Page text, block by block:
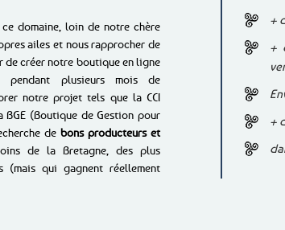
domaine, loin de notre chère
ailes et nous rapprocher de
de créer notre boutique en ligne
pendant plusieurs mois de
notre projet tels que la CCI
BGE (Boutique de Gestion pour
debons producteurs et
de la Bretagne, des plus
(mais qui gagnent réellement
+
+
+